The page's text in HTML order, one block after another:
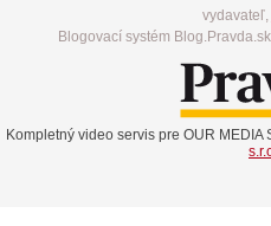
vydavateľ,
Blogovací systém
Kompletný video servis pre OUR MEDIA